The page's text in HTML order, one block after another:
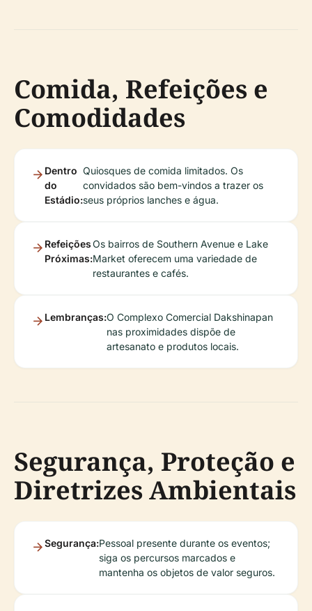
Comida, Refeições e
Comodidades
Dentro
do
Estádio:
Quiosques de comida limitados. Os
convidados são bem-vindos a trazer os
seus próprios lanches e água.
Refeições
Próximas:
Os bairros de Southern Avenue e Lake
Market oferecem uma variedade de
restaurantes e cafés.
Lembranças:O Complexo Comercial Dakshinapan
nas proximidades dispõe de
artesanato e produtos locais.
Segurança, Proteção e
Diretrizes Ambientais
Segurança:Pessoal presente durante os eventos;
siga os percursos marcados e
mantenha os objetos de valor seguros.